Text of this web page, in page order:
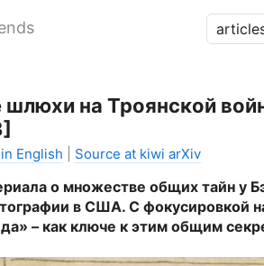
на Троянской
English Source at kiwi arXiv
о множестве общих тайн у
в США. С фокусировкой
– как ключе к этим общим